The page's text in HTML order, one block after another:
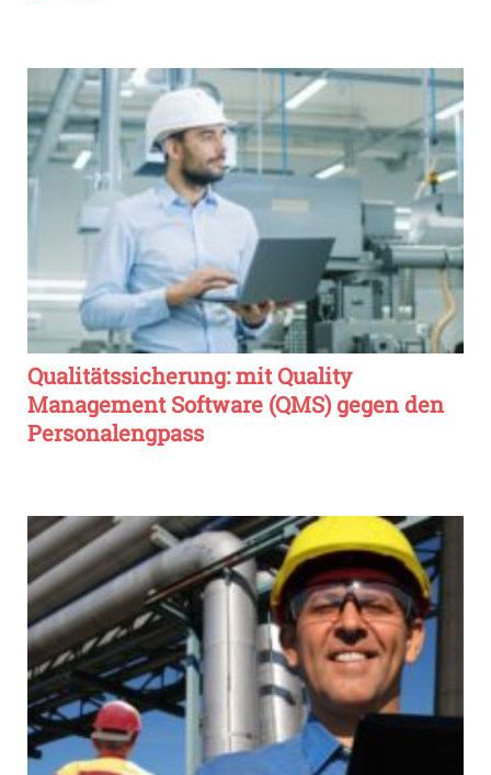
Qualitätssicherung: mit Quality
Management Software (QMS) gegen den
Personalengpass